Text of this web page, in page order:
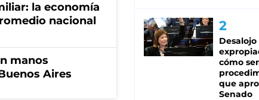
la economía
nacional
manos
Aires
cómo
que
Senado